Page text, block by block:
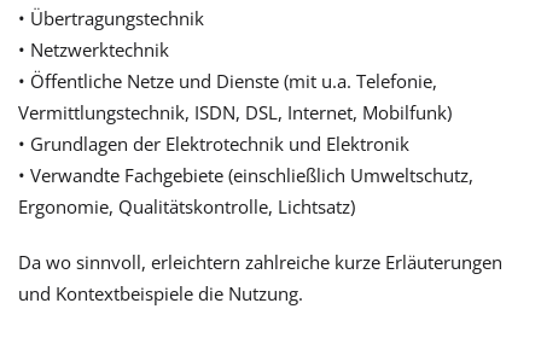
• Übertragungstechnik
• Netzwerktechnik
• Öffentliche Netze und Dienste (mit u.a. Telefonie,
Vermittlungstechnik, ISDN, DSL, Internet, Mobilfunk)
• Grundlagen der Elektrotechnik und Elektronik
• Verwandte Fachgebiete (einschließlich Umweltschutz,
Ergonomie, Qualitätskontrolle, Lichtsatz)
Da wo sinnvoll, erleichtern zahlreiche kurze Erläuterungen
und Kontextbeispiele die Nutzung.